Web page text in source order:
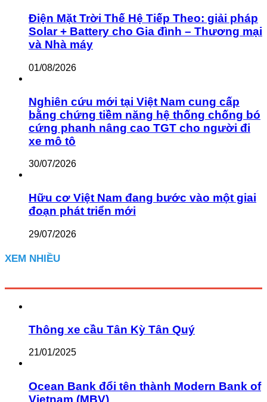
Điện Mặt Trời Thế Hệ Tiếp Theo: giải pháp
Solar + Battery cho Gia đình – Thương mại
và Nhà máy
01/08/2026
Nghiên cứu mới tại Việt Nam cung cấp
bằng chứng tiềm năng hệ thống chống bó
cứng phanh nâng cao TGT cho người đi
xe mô tô
30/07/2026
Hữu cơ Việt Nam đang bước vào một giai
đoạn phát triển mới
29/07/2026
XEM NHIỀU
Thông xe cầu Tân Kỳ Tân Quý
21/01/2025
Ocean Bank đổi tên thành Modern Bank of
Vietnam (MBV)